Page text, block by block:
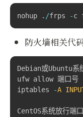
nohup . /frps -c
防火墙相关代
Debian或Ubuntu系
ufw allow 端口号
iptables -A
CentOS系统放行端口